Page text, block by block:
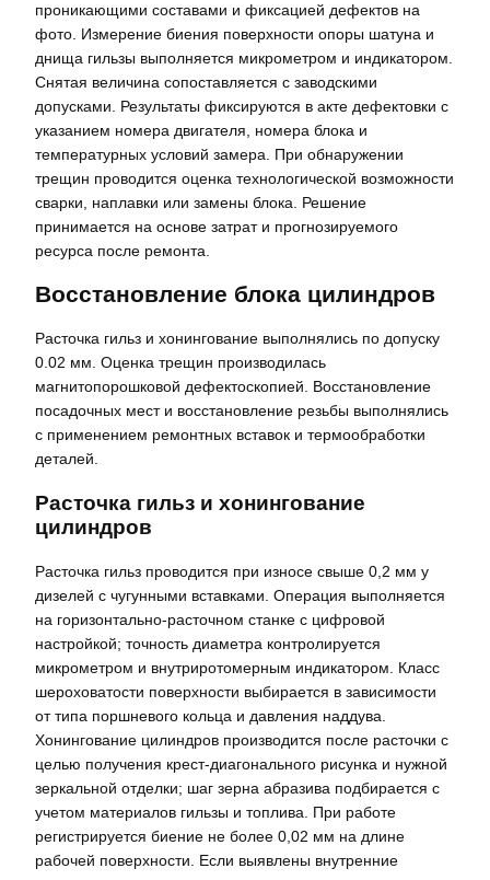
проникающими составами и фиксацией дефектов на
фото. Измерение биения поверхности опоры шатуна и
днища гильзы выполняется микрометром и индикатором.
Снятая величина сопоставляется с заводскими
допусками. Результаты фиксируются в акте дефектовки с
указанием номера двигателя, номера блока и
температурных условий замера. При обнаружении
трещин проводится оценка технологической возможности
сварки, наплавки или замены блока. Решение
принимается на основе затрат и прогнозируемого
ресурса после ремонта.
Восстановление блока цилиндров
Расточка гильз и хонингование выполнялись по допуску
0.02 мм. Оценка трещин производилась
магнитопорошковой дефектоскопией. Восстановление
посадочных мест и восстановление резьбы выполнялись
с применением ремонтных вставок и термообработки
деталей.
Расточка гильз и хонингование
цилиндров
Расточка гильз проводится при износе свыше 0,2 мм у
дизелей с чугунными вставками. Операция выполняется
на горизонтально-расточном станке с цифровой
настройкой; точность диаметра контролируется
микрометром и внутриротомерным индикатором. Класс
шероховатости поверхности выбирается в зависимости
от типа поршневого кольца и давления наддува.
Хонингование цилиндров производится после расточки с
целью получения крест-диагонального рисунка и нужной
зеркальной отделки; шаг зерна абразива подбирается с
учетом материалов гильзы и топлива. При работе
регистрируется биение не более 0,02 мм на длине
рабочей поверхности. Если выявлены внутренние